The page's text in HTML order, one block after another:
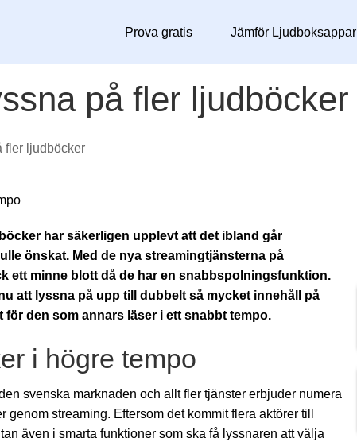
Prova gratis Jämför Ljudboksappar
på fler ljudböcker
fler ljudböcker
har säkerligen upplevt att det ibland går
önskat. Med de nya streamingtjänsterna på
ett minne blott då de har en snabbspolningsfunktion.
att lyssna på upp till dubbelt så mycket innehåll på
den som annars läser i ett snabbt tempo.
i högre tempo
svenska marknaden och allt fler tjänster erbjuder numera
streaming. Eftersom det kommit flera aktörer till
även i smarta funktioner som ska få lyssnaren att välja